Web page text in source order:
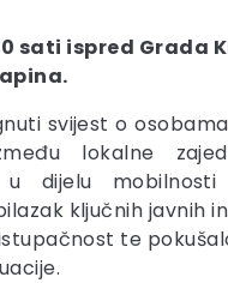
sati ispred Grada
svijest o
lokalne
u dijelu
ključnih javnih
te